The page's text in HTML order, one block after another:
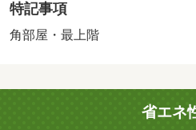
輪場：有/鍵交換 16500円/修繕
特記事項
角部屋・最上階
省エネ